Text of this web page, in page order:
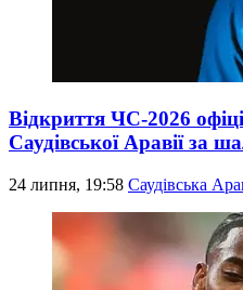
Відкриття ЧС-2026
Саудівської Аравії за
24 липня, 19:58 Саудівська